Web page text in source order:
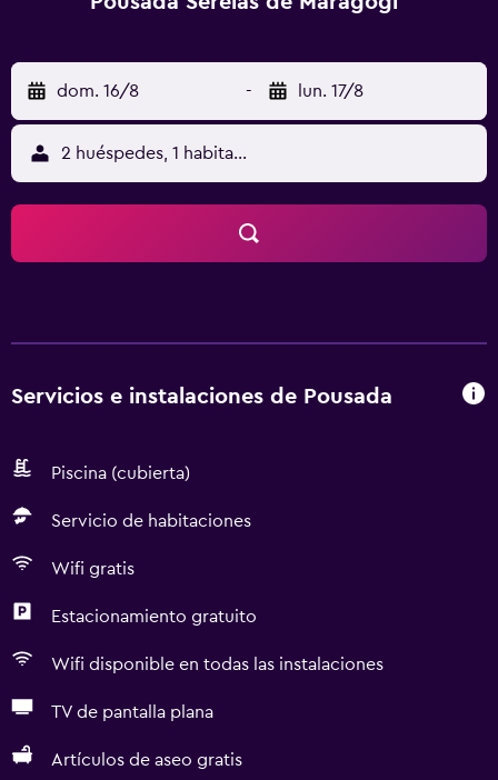
dom. 16/8 - lun. 17/8
2 huéspedes, 1 habitación
Servicios e instalaciones de Pousada
Piscina (cubierta)
Servicio de habitaciones
Wifi gratis
Estacionamiento gratuito
Wifi disponible en todas las instalaciones
TV de pantalla plana
Artículos de aseo gratis